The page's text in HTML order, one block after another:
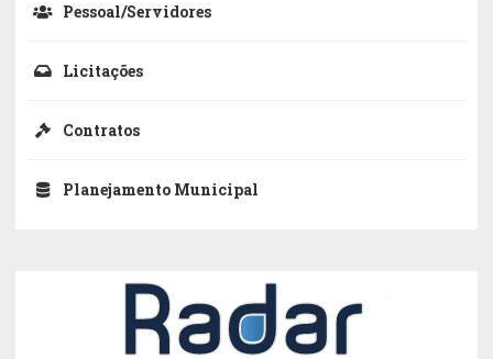
Pessoal/Servidores
Licitações
Contratos
Planejamento Municipal